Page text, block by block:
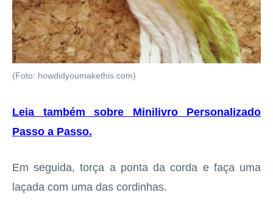
(Foto: howdidyoumakethis.com)
Leia também sobre Minilivro Personalizado
Passo a Passo.
Em seguida, torça a ponta da corda e faça uma
laçada com uma das cordinhas.